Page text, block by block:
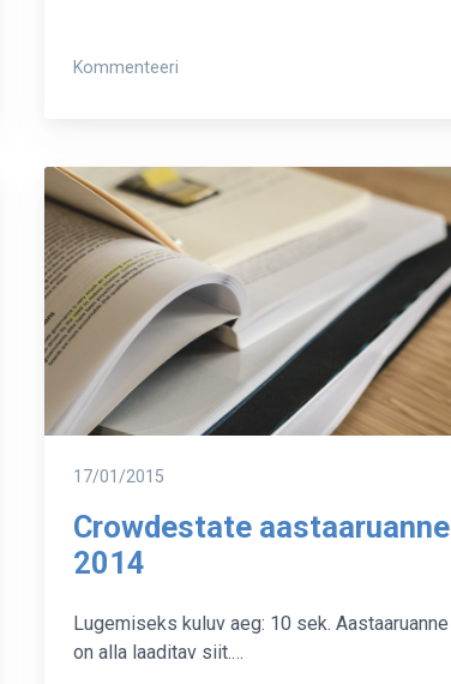
Kommenteeri
2016
majandusaasta
tulemused
Postitatud
17/01/2015
Crowdestate aastaaruanne
2014
Lugemiseks kuluv aeg: 10 sek. Aastaaruanne
on alla laaditav siit.…